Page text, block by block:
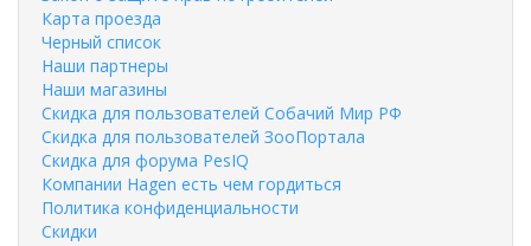
Карта проезда
Черный список
Наши партнеры
Наши магазины
Скидка для пользователей Собачий Мир РФ
Скидка для пользователей ЗооПортала
Скидка для форума PesIQ
Компании Hagen есть чем гордиться
Политика конфиденциальности
Скидки